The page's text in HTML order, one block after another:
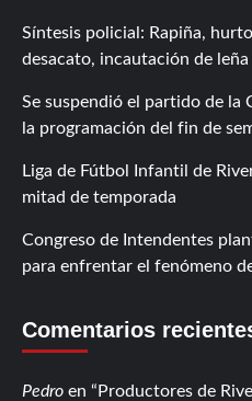
Síntesis policial: Rapiña,
desacato, incautación de leña
Se suspendió el partido de la
la programación del fin de
Liga de Fútbol Infantil de
mitad de temporada
Congreso de Intendentes
para enfrentar el fenómeno
Comentarios
Pedro en
Productores de